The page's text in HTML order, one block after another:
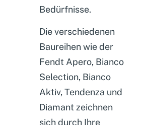
Bedürfnisse.
Die verschiedenen
Baureihen wie der
Fendt Apero, Bianco
Selection, Bianco
Aktiv, Tendenza und
Diamant zeichnen
sich durch Ihre